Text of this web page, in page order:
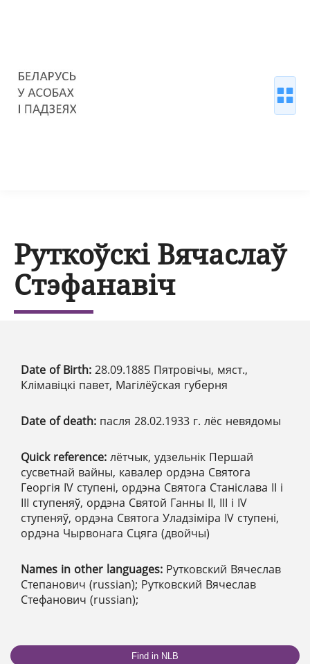
Руткоўскі Вячаслаў
Стэфанавіч
Date of Birth: 28.09.1885 Пятровічы, мяст.,
Клімавіцкі павет, Магілёўская губерня
Date of death: пасля 28.02.1933 г. лёс невядомы
Quick reference: лётчык, удзельнік Першай
сусветнай вайны, кавалер ордэна Святога
Георгія IV ступені, ордэна Святога Станіслава ІІ і
ІІІ ступеняў, ордэна Святой Ганны ІІ, ІІІ і IV
ступеняў, ордэна Святога Уладзіміра IV ступені,
ордэна Чырвонага Сцяга (двойчы)
Names in other languages: Рутковский Вячеслав
Степанович (russian); Рутковский Вячеслав
Стефанович (russian);
Find in NLB